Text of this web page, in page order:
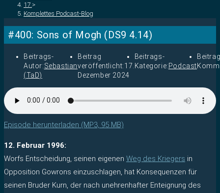
17. >
Komplettes Podcast-Blog
#400: Sons of Mogh (DS9 4.14)
Beitrags-
Autor:Sebastian
(TaD)
Beitrag
veröffentlicht:17.
Dezember 2024
Beitrags-
Kategorie: Podcast
Episode herunterladen (MP3, 95 MB)
12. Februar 1996:
Worfs Entscheidung, seinen eigenen Weg des Kriegers in
Opposition Gowrons einzuschlagen, hat Konsequenzen für
seinen Bruder Kurn, der nach unehrenhafter Enteignung des